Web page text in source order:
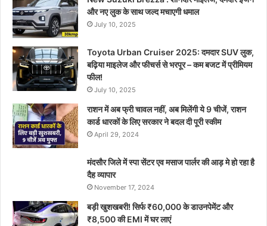
और नए लुक के साथ जल्द मचाएगी धमाल
July 10, 2025
Toyota Urban Cruiser 2025: दमदार SUV लुक,
बढ़िया माइलेज और फीचर्स से भरपूर – कम बजट में प्रीमियम
फील!
July 10, 2025
राशन में अब फ्री चावल नहीं, अब मिलेंगी ये 9 चीजें, राशन
कार्ड धारकों के लिए सरकार ने बदल दी पूरी स्कीम
April 29, 2024
मंदसौर जिले में स्पा सेंटर एव मसाज पार्लर की आड़ मे हो रहा है
दैह व्यापार
November 17, 2024
बड़ी खुशखबरी! सिर्फ ₹60,000 के डाउनपेमेंट और
₹8,500 की EMI में घर लाएं